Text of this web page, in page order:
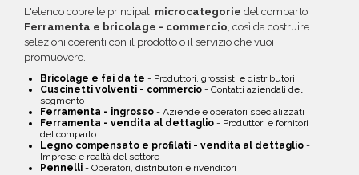
L'elenco copre le principali microcategorie del comparto
Ferramenta e bricolage - commercio, così da costruire
selezioni coerenti con il prodotto o il servizio che vuoi
promuovere.
Bricolage e fai da te - Produttori, grossisti e distributori
Cuscinetti volventi - commercio - Contatti aziendali del
segmento
Ferramenta - ingrosso - Aziende e operatori specializzati
Ferramenta - vendita al dettaglio - Produttori e fornitori
del comparto
Legno compensato e profilati - vendita al dettaglio -
Imprese e realtà del settore
Pennelli - Operatori, distributori e rivenditori